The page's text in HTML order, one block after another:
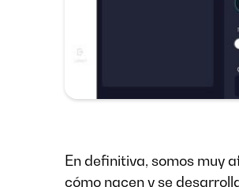
En definitiva, somos muy
cómo nacen y se